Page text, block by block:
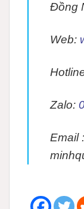
Đồng
Web:
Zalo:
Email :